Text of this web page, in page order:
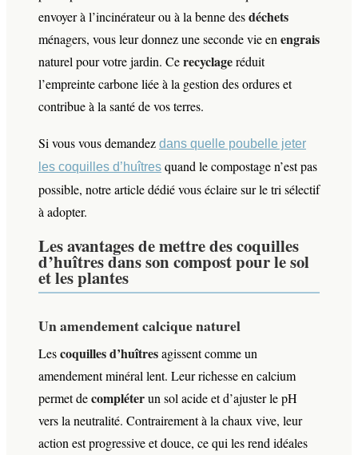
envoyer à l’incinérateur ou à la benne desdéchets
ménagers, vous leur donnez une seconde vie en engrais
naturel pour votre jardin. Cerecyclageréduit
l’empreinte carbone liée à la gestion des ordures et
contribue à la santé de vos terres.
Si vous vous demandez dans quelle poubelle jeter
les coquilles d’huîtres quand le compostage n’est pas
possible, notre article dédié vous éclaire sur le tri sélectif
à adopter.
Les avantages de mettre des coquilles
d’huîtres dans son compost pour le sol
et les plantes
Un amendement calcique naturel
Lescoquilles d’huîtresagissent comme un
amendement minéral lent. Leur richesse en calcium
permet decompléterun sol acide et d’ajuster le pH
vers la neutralité. Contrairement à la chaux vive, leur
action est progressive et douce, ce qui les rend idéales